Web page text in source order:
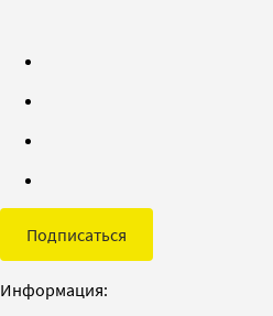
Подписаться
Информация: